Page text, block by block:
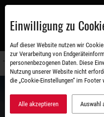
Zum
Einwilligung zu
Auf dieser Website nutzen wir
zur Verarbeitung von
personenbezogenen Daten. Diese
Nutzung unserer Website nicht
die „Cookie-Einstellungen“ im Footer
Alle akzeptieren Auswahl